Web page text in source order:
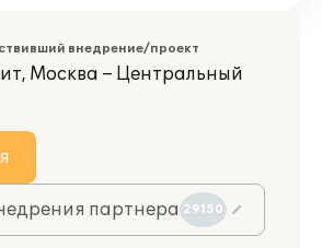
внедрение/проект
Москва – Центральный
партнера 29150